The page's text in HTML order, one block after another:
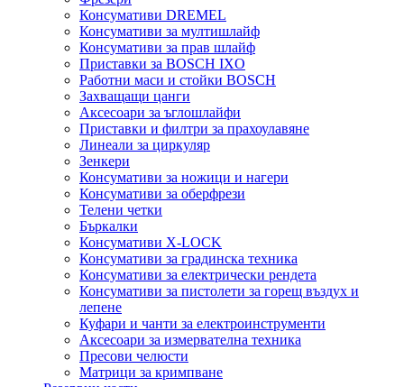
Консумативи DREMEL
Консумативи за мултишлайф
Консумативи за прав шлайф
Приставки за BOSCH IXO
Работни маси и стойки BOSCH
Захващащи цанги
Аксесоари за ъглошлайфи
Приставки и филтри за прахоулавяне
Линеали за циркуляр
Зенкери
Консумативи за ножици и нагери
Консумативи за оберфрези
Телени четки
Бъркалки
Консумативи X-LOCK
Консумативи за градинска техника
Консумативи за електрически рендета
Консумативи за пистолети за горещ въздух и
лепене
Куфари и чанти за електроинструменти
Аксесоари за измервателна техника
Пресови челюсти
Матрици за кримпване